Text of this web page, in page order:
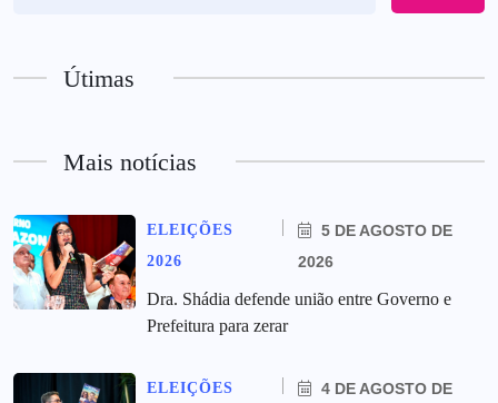
Útimas
Mais notícias
ELEIÇÕES
2026
5 DE AGOSTO DE
2026
Dra. Shádia defende união entre Governo e
Prefeitura para zerar
ELEIÇÕES
4 DE AGOSTO DE